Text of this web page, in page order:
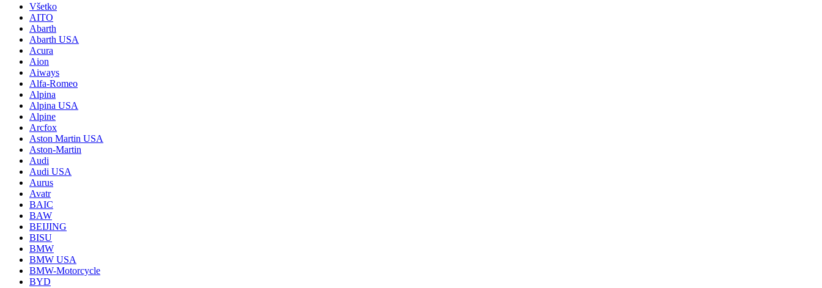
Všetko
AITO
Abarth
Abarth USA
Acura
Aion
Aiways
Alfa-Romeo
Alpina
Alpina USA
Alpine
Arcfox
Aston Martin USA
Aston-Martin
Audi
Audi USA
Aurus
Avatr
BAIC
BAW
BEIJING
BISU
BMW
BMW USA
BMW-Motorcycle
BYD